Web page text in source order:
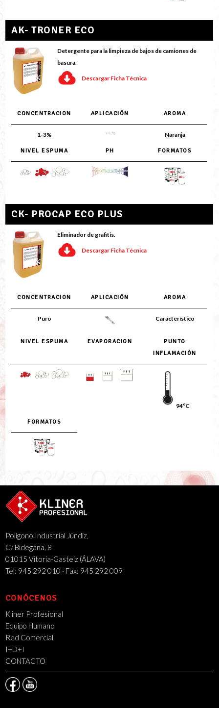
AK- TRONER ECO
Detergente para la limpieza de bajos de camiones de
basura.
Descargar Ficha Técnica
CONCENTRACION APLICACIÓN AROMA
1-3% Naranja
NIVEL ESPUMA PH FORMATOS
CK- PROCAP ECO PLUS
Eliminador de grafitis.
Descargar Ficha Técnica
CONCENTRACION APLICACIÓN AROMA
Puro Característico
NIVEL ESPUMA EVAPORACION
PUNTO
INFLAMACIÓN
94ºC
FORMATOS
Polígono Industrial Júndiz,
C/ Bidegana, 8
01015 Vitoria-Gasteiz (ÁLAVA)
Tel: 945 292 010 · Fax: 945 292 009
CONÓCENOS
Kliner Profesional
Equipo Humano
Red Comercial
I+D+I
CONTACTO